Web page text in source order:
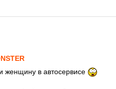
женщину в автосервисе